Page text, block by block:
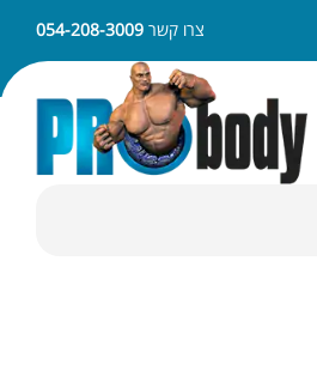
ניתן לשלם באמצעות APPLE PAY או SAMSUNG PAYצרו קשר 054-208-3009